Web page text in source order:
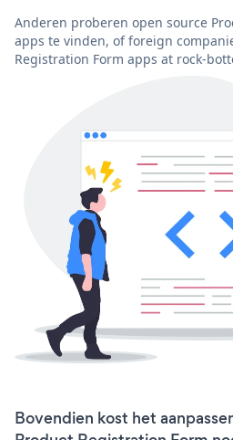
Anderen proberen open source
apps te vinden, of foreign
Registration Form apps at rock-
Bovendien kost het